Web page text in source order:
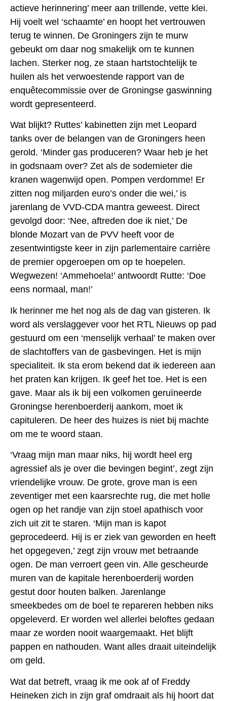
actieve herinnering’ meer aan trillende, vette klei.
Hij voelt wel ‘schaamte’ en hoopt het vertrouwen
terug te winnen. De Groningers zijn te murw
gebeukt om daar nog smakelijk om te kunnen
lachen. Sterker nog, ze staan hartstochtelijk te
huilen als het verwoestende rapport van de
enquêtecommissie over de Groningse gaswinning
wordt gepresenteerd.
Wat blijkt? Ruttes’ kabinetten zijn met Leopard
tanks over de belangen van de Groningers heen
gerold. ‘Minder gas produceren? Waar heb je het
in godsnaam over? Zet als de sodemieter die
kranen wagenwijd open. Pompen verdomme! Er
zitten nog miljarden euro’s onder die wei,’ is
jarenlang de VVD-CDA mantra geweest. Direct
gevolgd door: ‘Nee, aftreden doe ik niet,’ De
blonde Mozart van de PVV heeft voor de
zesentwintigste keer in zijn parlementaire carrière
de premier opgeroepen om op te hoepelen.
Wegwezen! ‘Ammehoela!’ antwoordt Rutte: ‘Doe
eens normaal, man!’
Ik herinner me het nog als de dag van gisteren. Ik
word als verslaggever voor het RTL Nieuws op pad
gestuurd om een ‘menselijk verhaal’ te maken over
de slachtoffers van de gasbevingen. Het is mijn
specialiteit. Ik sta erom bekend dat ik iedereen aan
het praten kan krijgen. Ik geef het toe. Het is een
gave. Maar als ik bij een volkomen geruïneerde
Groningse herenboerderij aankom, moet ik
capituleren. De heer des huizes is niet bij machte
om me te woord staan.
‘Vraag mijn man maar niks, hij wordt heel erg
agressief als je over die bevingen begint’, zegt zijn
vriendelijke vrouw. De grote, grove man is een
zeventiger met een kaarsrechte rug, die met holle
ogen op het randje van zijn stoel apathisch voor
zich uit zit te staren. ‘Mijn man is kapot
geprocedeerd. Hij is er ziek van geworden en heeft
het opgegeven,’ zegt zijn vrouw met betraande
ogen. De man verroert geen vin. Alle gescheurde
muren van de kapitale herenboerderij worden
gestut door houten balken. Jarenlange
smeekbedes om de boel te repareren hebben niks
opgeleverd. Er worden wel allerlei beloftes gedaan
maar ze worden nooit waargemaakt. Het blijft
pappen en nathouden. Want alles draait uiteindelijk
om geld.
Wat dat betreft, vraag ik me ook af of Freddy
Heineken zich in zijn graf omdraait als hij hoort dat